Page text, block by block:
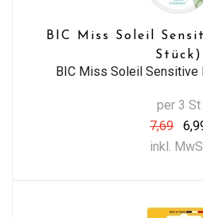
BIC Miss Soleil
Stück)
BIC Miss Soleil Sensitive
per 3 St
7,69
inkl.